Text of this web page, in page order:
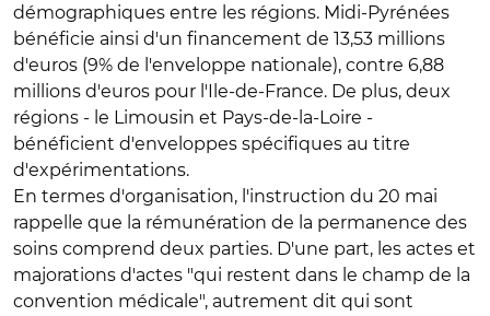
démographiques entre les régions. Midi-Pyrénées
bénéficie ainsi d'un financement de 13,53 millions
d'euros (9% de l'enveloppe nationale), contre 6,88
millions d'euros pour l'Ile-de-France. De plus, deux
régions - le Limousin et Pays-de-la-Loire -
bénéficient d'enveloppes spécifiques au titre
d'expérimentations.
En termes d'organisation, l'instruction du 20 mai
rappelle que la rémunération de la permanence des
soins comprend deux parties. D'une part, les actes et
majorations d'actes "qui restent dans le champ de la
convention médicale", autrement dit qui sont